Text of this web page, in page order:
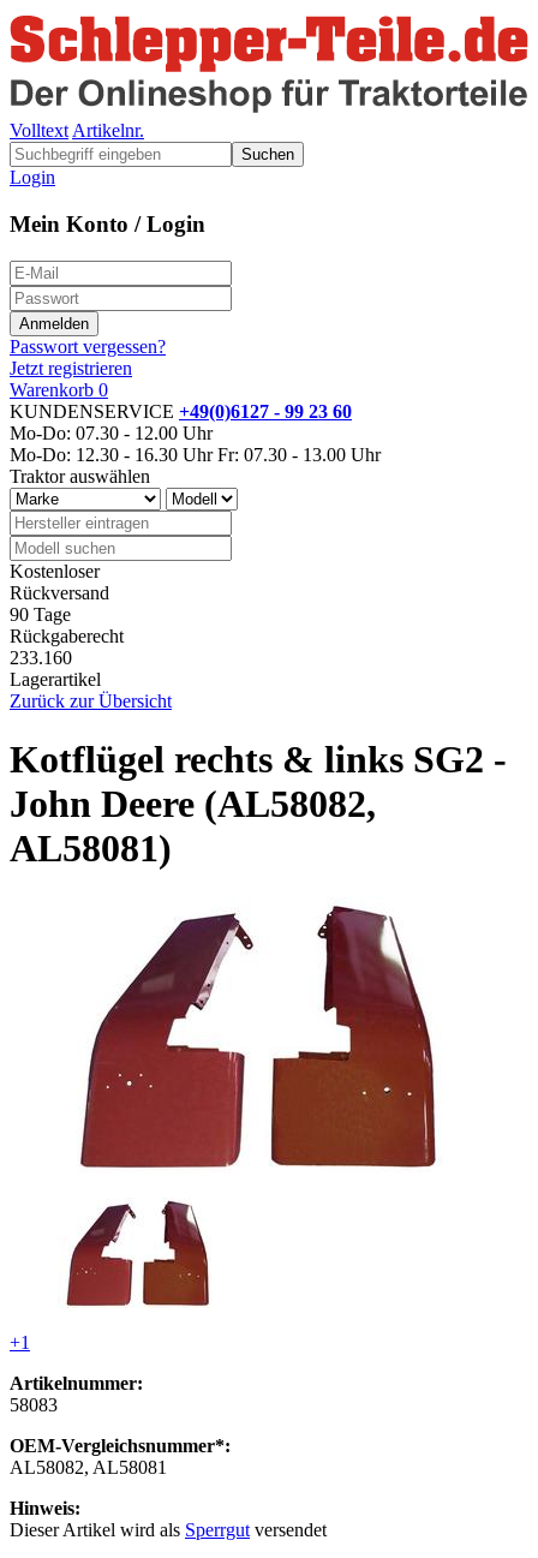
Volltext Artikelnr.
Suchen
Login
Mein Konto / Login
Passwort vergessen?
Jetzt registrieren
Warenkorb 0
KUNDENSERVICE +49(0)6127 - 99 23 60
Mo-Do: 07.30 - 12.00 Uhr
Mo-Do: 12.30 - 16.30 Uhr Fr: 07.30 - 13.00 Uhr
Traktor auswählen
Kostenloser
Rückversand
90 Tage
Rückgaberecht
233.160
Lagerartikel
Zurück zur Übersicht
Kotflügel rechts & links SG2 -
John Deere (AL58082,
AL58081)
+1
Artikelnummer:
58083
OEM-Vergleichsnummer*:
AL58082, AL58081
Hinweis:
Dieser Artikel wird als Sperrgut versendet